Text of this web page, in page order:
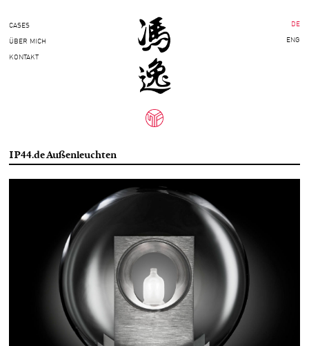
CASES
ÜBER MICH
KONTAKT
DE
ENG
IP44.de Außenleuchten